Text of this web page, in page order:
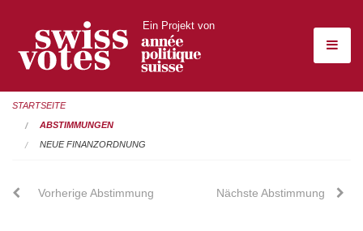
Ein Projekt von
STARTSEITE
ABSTIMMUNGEN
NEUE FINANZORDNUNG
Vorherige Abstimmung Nächste Abstimmung